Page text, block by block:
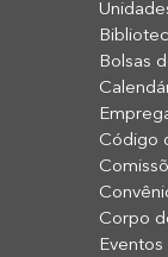
Bolsas
Código
Corpo
Eventos